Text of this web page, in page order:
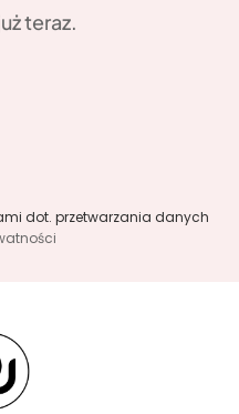
teraz.
dot. przetwarzania danych